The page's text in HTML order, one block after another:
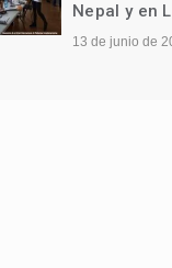
Nepal y en
13 de junio de